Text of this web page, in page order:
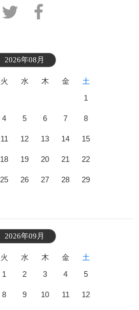
2026年08月
火 水 木 金
土
1
4 5 6 7 8
11 12 13 14 15
18 19 20 21 22
25 26 27 28 29
2026年09月
火 水 木 金
土
1
2 3 4 5
8 9 10 11 12